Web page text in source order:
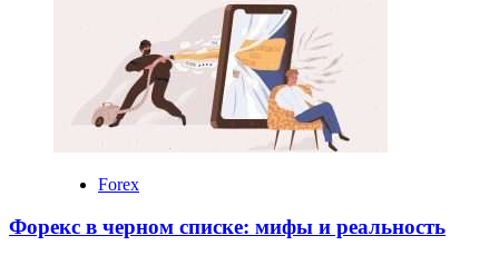
Forex
Форекс в черном списке: мифы и реальность